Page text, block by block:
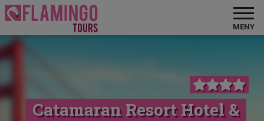
MENY
Catamaran Resort Hotel &